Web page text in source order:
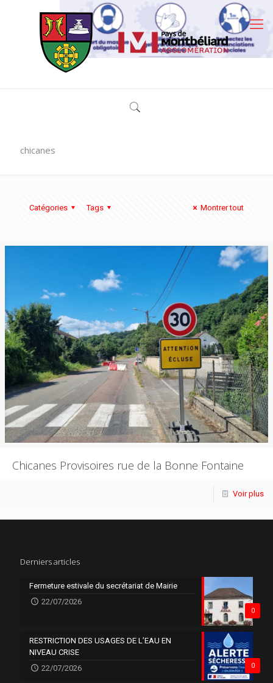
chicanes
Catégories Tags Montrer tout
Chicanes Provisoires rue de la Bonne Fontaine
Voir plus
Derniers articles
0
Fermeture estivale du secrétariat de Mairie
22/07/2026
0
RESTRICTION DES USAGES DE L’EAU EN
NIVEAU CRISE
22/07/2026